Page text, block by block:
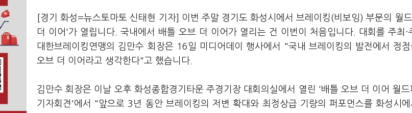
[경기 화성=뉴스토마토 신태현 기자] 이번 주말 경기도 화성시에서 브레이킹(비보잉) 부문의 월
더 이어'가 열립니다. 국내에서 배틀 오브 더 이어가 열리는 건 이번이 처음입니다. 대회를 주최·
대한브레이킹연맹의 김만수 회장은 16일 미디어데이 행사에서 "국내 브레이킹의 발전에서 정
오브 더 이어라고 생각한다"고 했습니다.
김만수 회장은 이날 오후 화성종합경기타운 주경기장 대회의실에서 열린 '배틀 오브 더 이어 월
기자회견'에서 "앞으로 3년 동안 브레이킹의 저변 확대와 최정상급 기량의 퍼포먼스를 화성시